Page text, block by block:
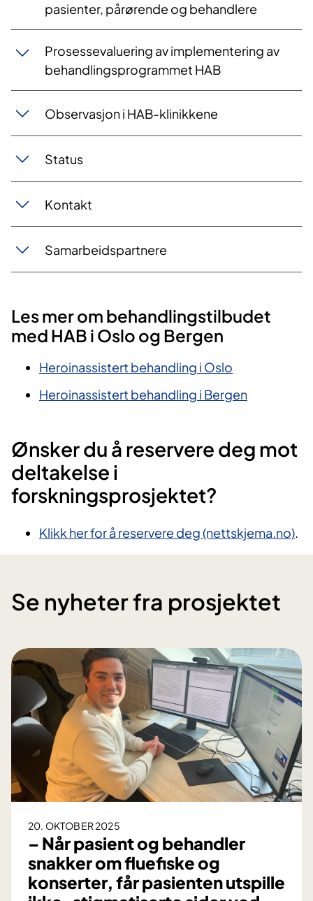
pasienter, pårørende og behandlere
Prosessevaluering av implementering av
behandlingsprogrammet HAB
Observasjon i HAB-klinikkene
Status
Kontakt
Samarbeidspartnere
Les mer om behandlingstilbudet
med HAB i Oslo og Bergen
Heroinassistert behandling i Oslo
Heroinassistert behandling i Bergen
Ønsker du å reservere deg mot
deltakelse i
forskningsprosjektet?
Klikk her for å reservere deg (nettskjema.no).​
Se nyheter fra prosjektet
20. OKTOBER 2025
– Når pasient og behandler
snakker om fluefiske og
konserter, får pasienten utspille